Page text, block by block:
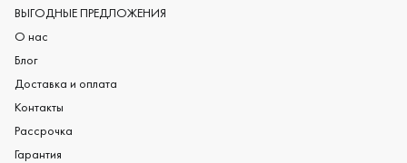
Черные обручальные кольца
ВЫГОДНЫЕ ПРЕДЛОЖЕНИЯ
О нас
Блог
Доставка и оплата
Контакты
Рассрочка
Гарантия